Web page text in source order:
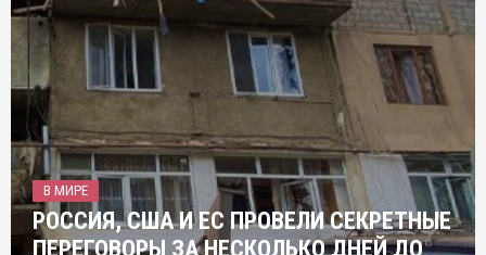
В МИРЕ
РОССИЯ, США И ЕС ПРОВЕЛИ СЕКРЕТНЫЕ
ПЕРЕГОВОРЫ ЗА НЕСКОЛЬКО ДНЕЙ ДО